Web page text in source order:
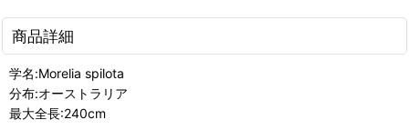
商品詳細
学名:Morelia spilota
分布:オーストラリア
最大全長:240cm